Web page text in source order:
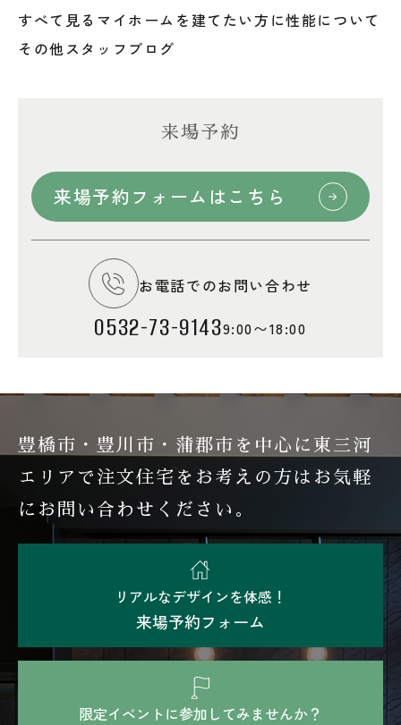
すべて見る マイホームを建てたい方に性能について
その他スタッフブログ
来場予約
来場予約フォームはこちら
お電話でのお問い合わせ
0532-73-91439:00〜18:00
豊橋市・豊川市・蒲郡市を中心に東三河
エリアで注文住宅を お考えの方はお気軽
にお問い合わせください。
リアルなデザインを体感！
来場予約フォーム
限定イベントに参加してみませんか？